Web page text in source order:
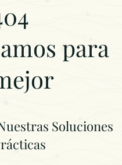
para
Soluciones